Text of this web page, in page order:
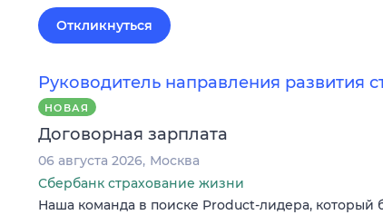
Откликнуться
Руководитель направления развития
НОВАЯ
Договорная зарплата
06 августа 2026 Москва
Сбербанк страхование жизни
Наша команда в поиске Product-лидера, который